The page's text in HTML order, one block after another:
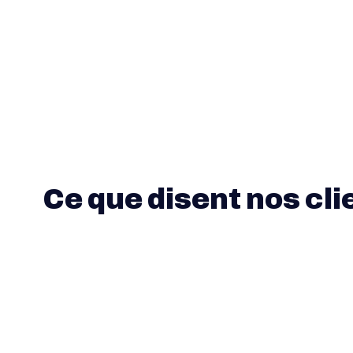
Ce que disent nos